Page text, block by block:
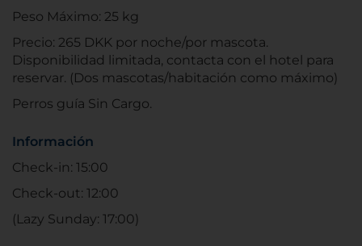
Peso Máximo: 25 kg
Precio: 265 DKK por noche/por mascota.
Disponibilidad limitada, contacta con el hotel para
reservar. (Dos mascotas/habitación como máximo)
Perros guía Sin Cargo.
Información
Check-in: 15:00
Check-out: 12:00
(Lazy Sunday: 17:00)